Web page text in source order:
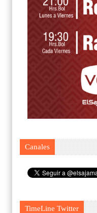
Canales
TimeLine Twitter